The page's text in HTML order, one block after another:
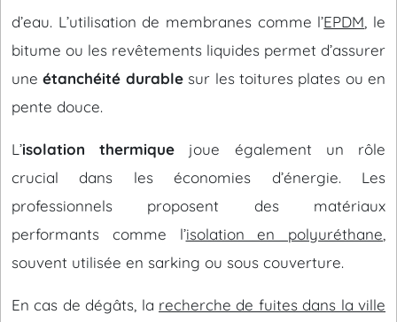
d’eau. L’utilisation de membranes comme l’EPDM , le
bitume ou les revêtements liquides permet d’assurer
uneétanchéité durablesur les toitures plates ou en
pente douce.
L’isolation thermique joue également un rôle
crucial dans les économies d’énergie. Les
professionnels proposent des matériaux
performants comme l’isolation en polyuréthane
souvent utilisée en sarking ou sous couverture.
En cas de dégâts, la recherche de fuites dans la ville